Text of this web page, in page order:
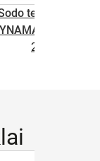
technikos
M2T
2.65